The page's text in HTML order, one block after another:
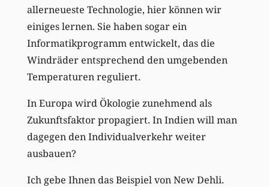
allerneueste Technologie, hier können wir
einiges lernen. Sie haben sogar ein
Informatikprogramm entwickelt, das die
Windräder entsprechend den umgebenden
Temperaturen reguliert.
In Europa wird Ökologie zunehmend als
Zukunftsfaktor propagiert. In Indien will man
dagegen den Individualverkehr weiter
ausbauen?
Ich gebe Ihnen das Beispiel von New Dehli.